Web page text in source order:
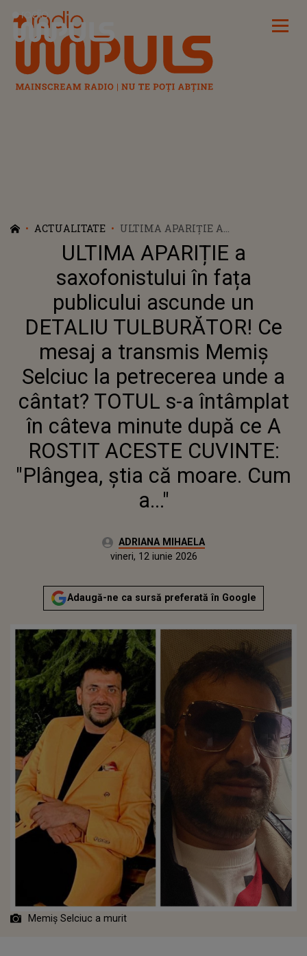
Radio Impuls
ACTUALITATE
ULTIMA APARIȚIE A
SAXOFONISTULUI ÎN FAȚA
PUBLICULUI ASCUNDE UN
DETALIU TULBURĂTOR! CE MESAJ
A TRANSMIS MEMIȘ SELCIUC LA
PETRECEREA UNDE A CÂNTAT?
TOTUL S-A ÎNTÂMPLAT ÎN CÂTEVA
MINUTE DUPĂ CE A ROSTIT
ACESTE CUVINTE: "PLÂNGEA, ȘTIA
CĂ MOARE. CUM A..."
ULTIMA APARIȚIE a
saxofonistului în fața
publicului ascunde un
DETALIU TULBURĂTOR! Ce
mesaj a transmis Memiș
Selciuc la petrecerea unde a
cântat? TOTUL s-a întâmplat
în câteva minute după ce A
ROSTIT ACESTE CUVINTE:
"Plângea, știa că moare. Cum
a..."
Autor:ADRIANA MIHAELA
Actualizat:
vineri, 12 iunie 2026
Adaugă-ne ca sursă preferată în Google
Memiș Selciuc a murit